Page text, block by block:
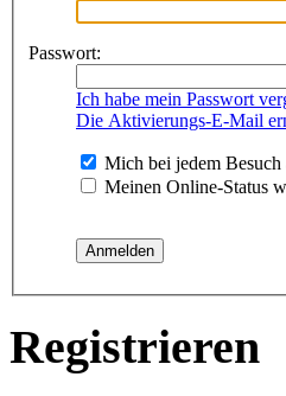
Passwort:
Ich habe mein Passwort
Die Aktivierungs-E-Mail
Mich bei jedem Besuch
Meinen Online-Status
Registrieren